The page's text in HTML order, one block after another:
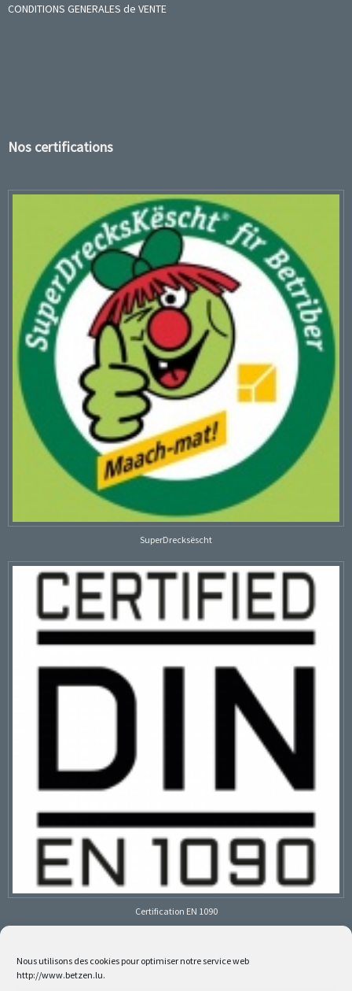
Nous utilisons des cookies pour optimiser notre service web
http://www.betzen.lu.
CONDITIONS GENERALES de VENTE
Nos certifications
SuperDrecksëscht
Certification EN 1090
Follow us on social media